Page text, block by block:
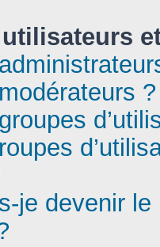
?
je devenir le